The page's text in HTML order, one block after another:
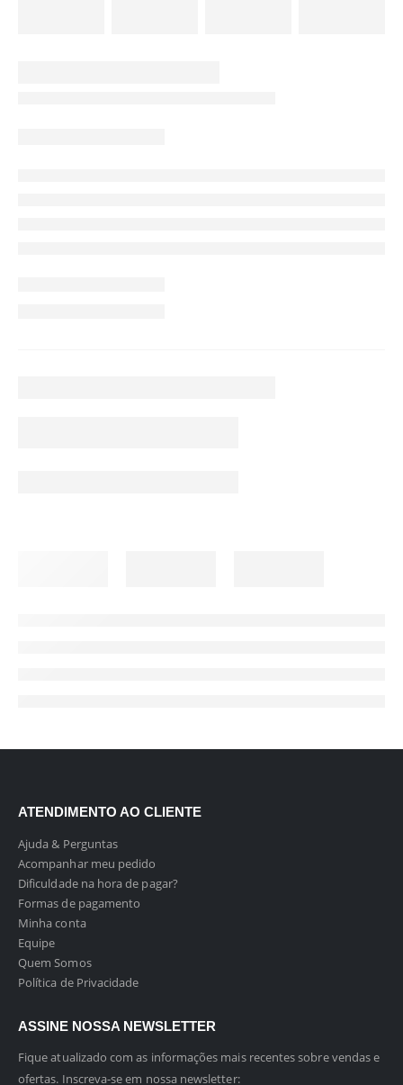
ATENDIMENTO AO CLIENTE
Ajuda & Perguntas
Acompanhar meu pedido
Dificuldade na hora de pagar?
Formas de pagamento
Minha conta
Equipe
Quem Somos
Política de Privacidade
ASSINE NOSSA NEWSLETTER
Fique atualizado com as informações mais recentes sobre vendas e
ofertas. Inscreva-se em nossa newsletter: